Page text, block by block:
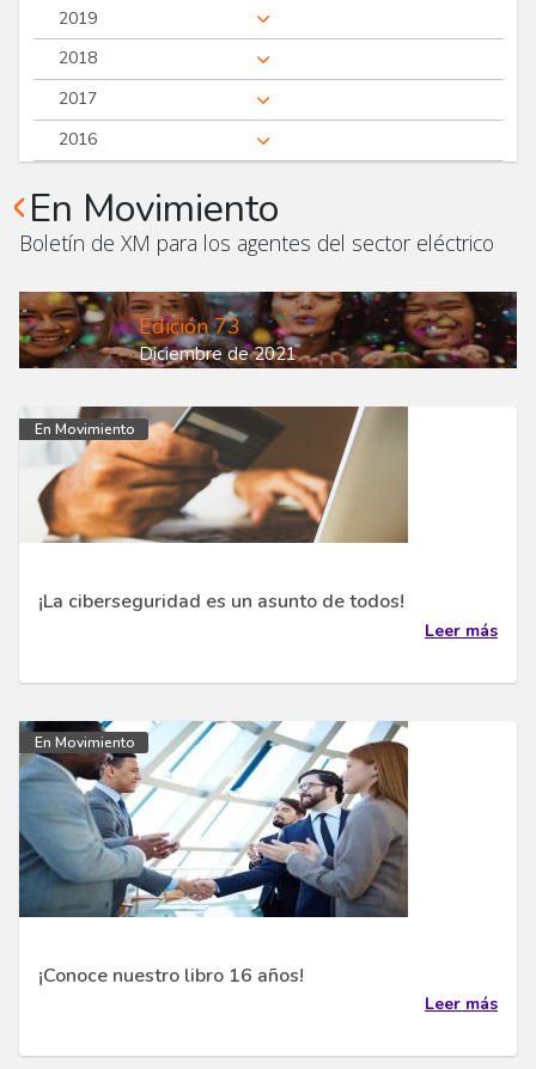
2019
2018
2017
2016
En Movimiento
Boletín de XM para los agentes del sector eléctrico
Edición 73
Diciembre de 2021
En Movimiento
¡La ciberseguridad es un asunto de todos!
Leer más
En Movimiento
¡Conoce nuestro libro 16 años!
Leer más